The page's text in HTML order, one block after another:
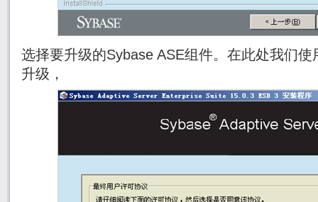
选择要升级的Sybase ASE组件。在此处我们
升级，